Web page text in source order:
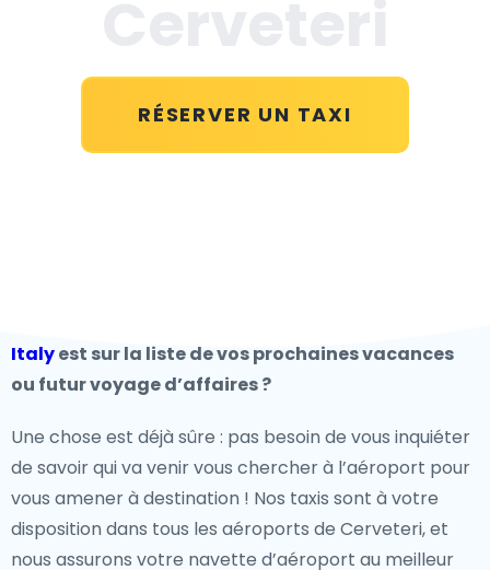
RÉSERVER UN TAXI
Italyest sur la liste de vos prochaines vacances
ou futur voyage d’affaires ?
Une chose est déjà sûre : pas besoin de vous inquiéter
de savoir qui va venir vous chercher à l’aéroport pour
vous amener à destination ! Nos taxis sont à votre
disposition dans tous les aéroports de Cerveteri, et
nous assurons votre navette d’aéroport au meilleur